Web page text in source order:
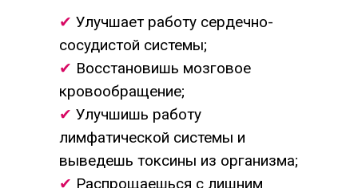
✔ Улучшает работу сердечно-
сосудистой системы;
✔ Восстановишь мозговое
кровообращение;
✔ Улучшишь работу
лимфатической системы и
выведешь токсины из организма;
✔ Распрощаешься с лишним